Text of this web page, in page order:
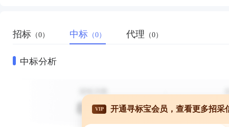
招标 （0） 中标 （0） 代理 （0）
中标分析
VIP 开通寻标宝会员，查看更多招采